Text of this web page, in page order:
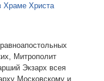
Храме Христа
Митрополит
Экзарх всея
Московскому и